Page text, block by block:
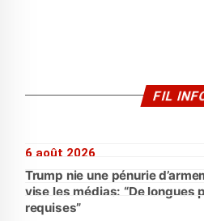
FIL
6 août 2026
Trump nie une pénurie
vise les médias: “De longues
requises”